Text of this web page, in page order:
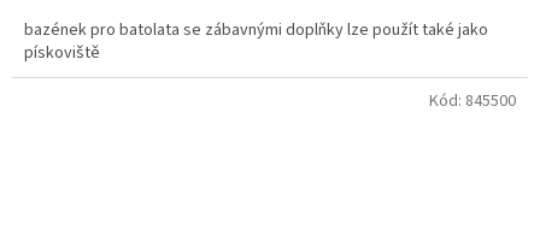
bazének pro batolata se zábavnými doplňky lze použít také jako
pískoviště
Kód: 845500